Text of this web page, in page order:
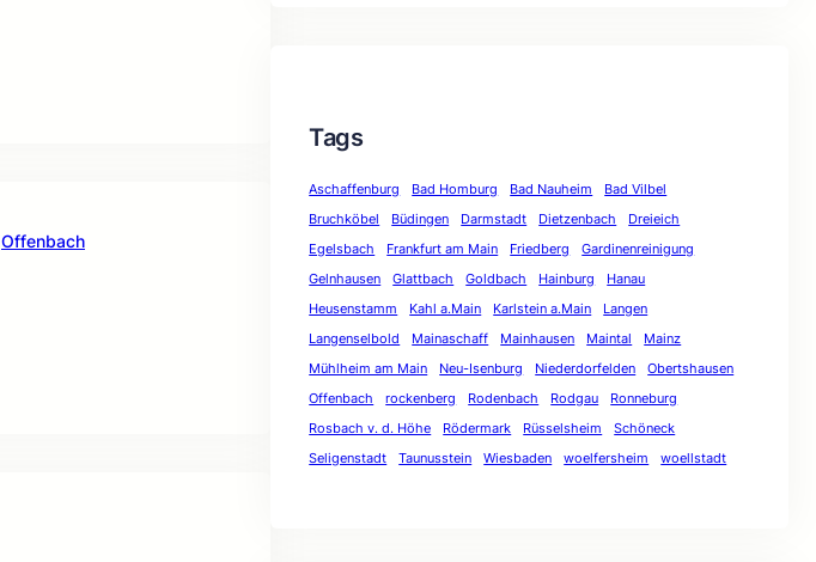
Offenbach
Tags
Aschaffenburg Bad Homburg Bad Nauheim
Bad Vilbel
Bruchköbel
Büdingen Darmstadt Dietzenbach
Dreieich
Egelsbach
Frankfurt am Main Friedberg
Gardinenreinigung
Gelnhausen
Glattbach Goldbach Hainburg
Hanau
Heusenstamm
Kahl a.Main Karlstein a.Main
Langen
Langenselbold
Mainaschaff Mainhausen Maintal
Mainz
Mühlheim am Main
Neu-Isenburg Niederdorfelden
Obertshausen
Offenbach
rockenberg Rodenbach Rodgau
Ronneburg
Rosbach v. d. Höhe
Rödermark Rüsselsheim
Schöneck
Seligenstadt
Taunusstein Wiesbaden woelfersheim woellstadt